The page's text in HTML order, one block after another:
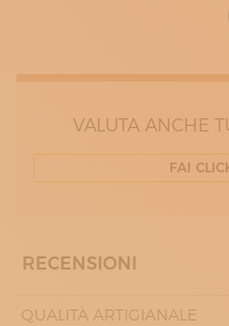
VALUTA ANCHE
FAI
RECENSIONI
QUALITÀ ARTIGIANALE